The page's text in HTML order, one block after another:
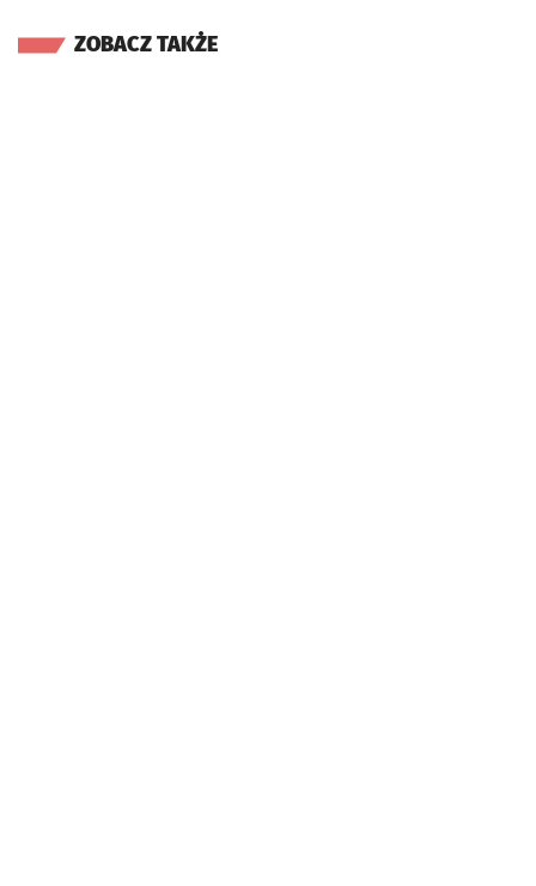
ZOBACZ TAKŻE